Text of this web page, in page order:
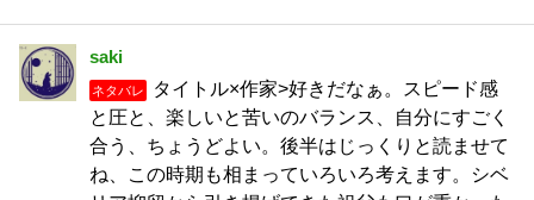
saki
ネタバレ
タイトル×作家>好きだなぁ。スピード感
と圧と、楽しいと苦いのバランス、自分にすごく
合う、ちょうどよい。後半はじっくりと読ませて
ね、この時期も相まっていろいろ考えます。シベ